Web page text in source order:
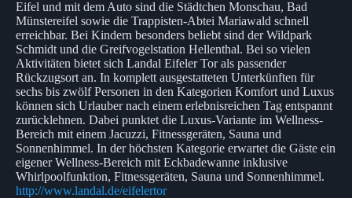
Eifel und mit dem Auto sind die Städtchen Monschau, Bad
Münstereifel sowie die Trappisten-Abtei Mariawald schnell
erreichbar. Bei Kindern besonders beliebt sind der Wildpark
Schmidt und die Greifvogelstation Hellenthal. Bei so vielen
Aktivitäten bietet sich Landal Eifeler Tor als passender
Rückzugsort an. In komplett ausgestatteten Unterkünften für
sechs bis zwölf Personen in den Kategorien Komfort und Luxus
können sich Urlauber nach einem erlebnisreichen Tag entspannt
zurücklehnen. Dabei punktet die Luxus-Variante im Wellness-
Bereich mit einem Jacuzzi, Fitnessgeräten, Sauna und
Sonnenhimmel. In der höchsten Kategorie erwartet die Gäste ein
eigener Wellness-Bereich mit Eckbadewanne inklusive
Whirlpoolfunktion, Fitnessgeräten, Sauna und Sonnenhimmel.
http://www.landal.de/eifelertor